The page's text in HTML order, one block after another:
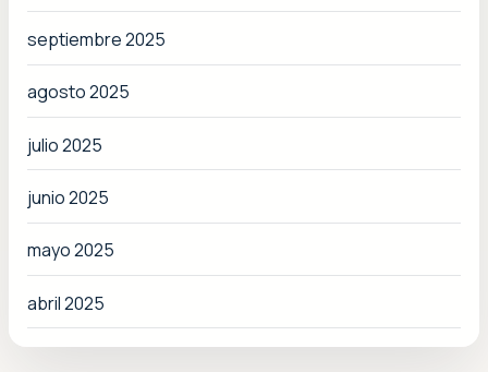
septiembre 2025
agosto 2025
julio 2025
junio 2025
mayo 2025
abril 2025